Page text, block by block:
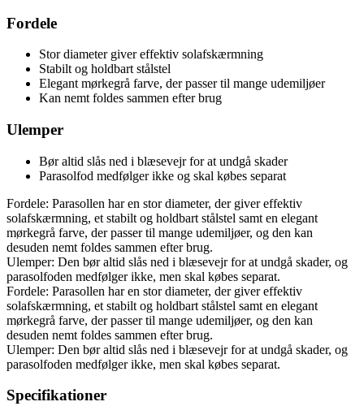
Fordele
Stor diameter giver effektiv solafskærmning
Stabilt og holdbart stålstel
Elegant mørkegrå farve, der passer til mange udemiljøer
Kan nemt foldes sammen efter brug
Ulemper
Bør altid slås ned i blæsevejr for at undgå skader
Parasolfod medfølger ikke og skal købes separat
Fordele: Parasollen har en stor diameter, der giver effektiv
solafskærmning, et stabilt og holdbart stålstel samt en elegant
mørkegrå farve, der passer til mange udemiljøer, og den kan
desuden nemt foldes sammen efter brug.
Ulemper: Den bør altid slås ned i blæsevejr for at undgå skader, og
parasolfoden medfølger ikke, men skal købes separat.
Fordele: Parasollen har en stor diameter, der giver effektiv
solafskærmning, et stabilt og holdbart stålstel samt en elegant
mørkegrå farve, der passer til mange udemiljøer, og den kan
desuden nemt foldes sammen efter brug.
Ulemper: Den bør altid slås ned i blæsevejr for at undgå skader, og
parasolfoden medfølger ikke, men skal købes separat.
Specifikationer